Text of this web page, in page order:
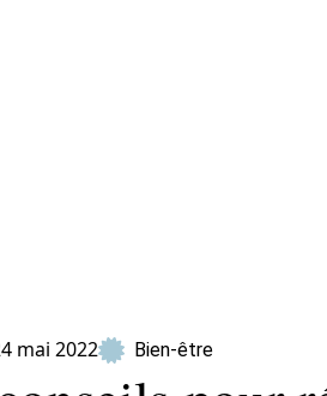
mai 2022 Bien-être